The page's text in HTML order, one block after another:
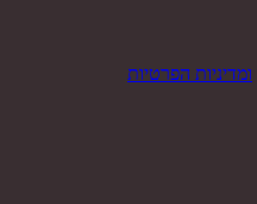
ומדיניות הפרטיות